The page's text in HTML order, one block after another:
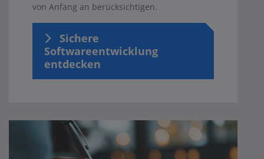
von Anfang an berücksichtigen.
Sichere
Softwareentwicklung
entdecken